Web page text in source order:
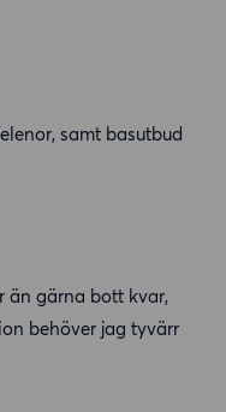
samt basutbud
än gärna bott kvar,
behöver jag tyvärr